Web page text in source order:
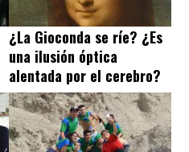
¿La Gioconda se ríe? ¿Es
una ilusión óptica
alentada por el cerebro?